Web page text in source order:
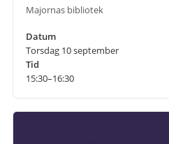
Majornas bibliotek
Datum
Torsdag 10 september
Tid
15:30–16:30